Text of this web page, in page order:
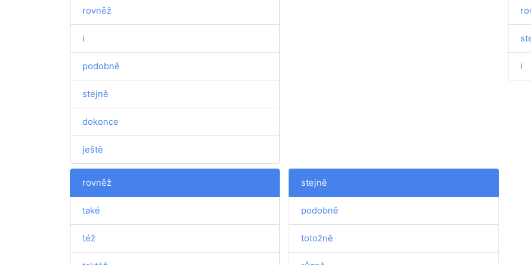
rovněž
i
podobně
stejně
dokonce
ještě
i
rovněž
také
též
stejně
podobně
totožně